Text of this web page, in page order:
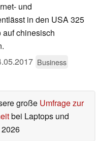
und
in den USA 325
auf chinesisch
Business
große Umfrage zur
bei Laptops und